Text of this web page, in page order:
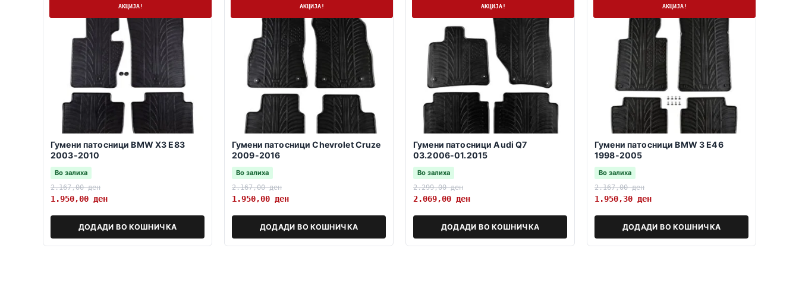
АКЦИЈА!
Гумени патосници BMW X3 E83
2003-2010
Во залиха
2.167,00ден
1.950,00 ден
ДОДАДИ ВО КОШНИЧКА
АКЦИЈА!
Гумени патосници Chevrolet Cruze
2009-2016
Во залиха
2.167,00ден
1.950,00 ден
ДОДАДИ ВО КОШНИЧКА
АКЦИЈА!
Гумени патосници Audi Q7
03.2006-01.2015
Во залиха
2.299,00ден
2.069,00 ден
ДОДАДИ ВО КОШНИЧКА
АКЦИЈА!
Гумени патосници BMW 3 E46
1998-2005
Во залиха
2.167,00ден
1.950,30 ден
ДОДАДИ ВО КОШНИЧКА